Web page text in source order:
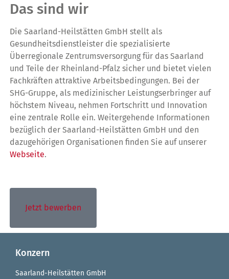
Das sind wir
Die Saarland-Heilstätten GmbH stellt als
Gesundheitsdienstleister die spezialisierte
Überregionale Zentrumsversorgung für das Saarland
und Teile der Rheinland-Pfalz sicher und bietet vielen
Fachkräften attraktive Arbeitsbedingungen. Bei der
SHG-Gruppe, als medizinischer Leistungserbringer auf
höchstem Niveau, nehmen Fortschritt und Innovation
eine zentrale Rolle ein. Weitergehende Informationen
bezüglich der Saarland-Heilstätten GmbH und den
dazugehörigen Organisationen finden Sie auf unserer
Webseite.
Jetzt bewerben
Konzern
Saarland-Heilstätten GmbH